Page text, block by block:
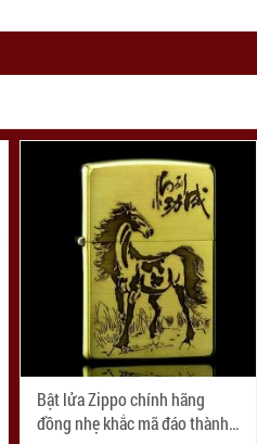
Bật lửa Zippo chính hãng
đồng nhẹ khắc mã đáo thành